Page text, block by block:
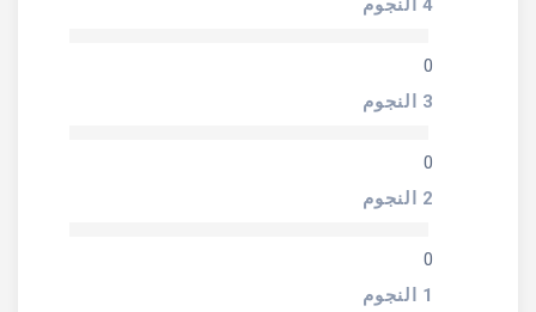
4 النجوم
0
3 النجوم
0
2 النجوم
0
1 النجوم